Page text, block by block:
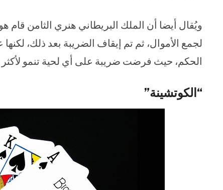
لجمع الأموال، ثم تم إيقاف الضريبة بعد ذلك،
الحكم، حيث فرضت ضريبة على أي لحية تنمو
“الكوتشينة”